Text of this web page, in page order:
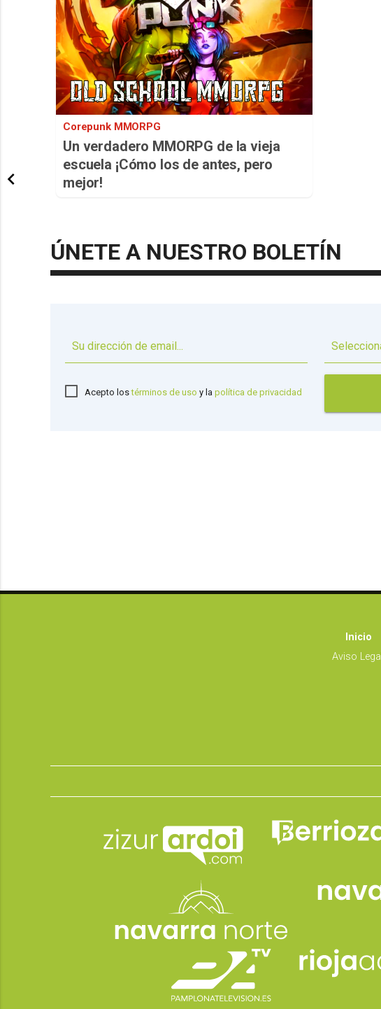
Corepunk MMORPG
Un verdadero MMORPG de la vieja
escuela ¡Cómo los de antes, pero
mejor!
ÚNETE A NUESTRO BOLETÍN
Acepto lostérminos de uso y la política de privacidad
Inicio
Aviso Legal